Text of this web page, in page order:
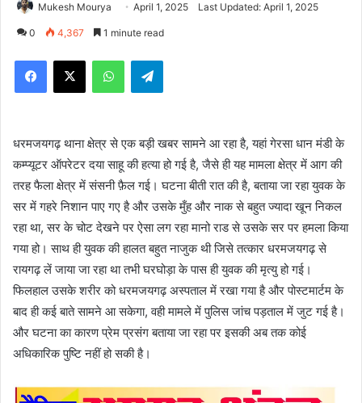
Mukesh Mourya April 1, 2025 Last Updated: April 1, 2025
0 4,367 1 minute read
Facebook
X WhatsAppTelegram
धरमजयगढ़ थाना क्षेत्र से एक बड़ी खबर सामने आ रहा है, यहां गेरसा धान मंडी के
कम्प्यूटर ऑपरेटर दया साहू की हत्या हो गई है, जैसे ही यह मामला क्षेत्र में आग की
तरह फैला क्षेत्र में संसनी फ़ैल गई। घटना बीती रात की है, बताया जा रहा युवक के
सर में गहरे निशान पाए गए है और उसके मुँह और नाक से बहुत ज्यादा खून निकल
रहा था, सर के चोट देखने पर ऐसा लग रहा मानो राड से उसके सर पर हमला किया
गया हो। साथ ही युवक की हालत बहुत नाजुक थी जिसे तत्कार धरमजयगढ़ से
रायगढ़ लें जाया जा रहा था तभी घरघोड़ा के पास ही युवक की मृत्यु हो गई।
फिलहाल उसके शरीर को धरमजयगढ़ अस्पताल में रखा गया है और पोस्टमार्टम के
बाद ही कई बाते सामने आ सकेगा, वही मामले में पुलिस जांच पड़ताल में जुट गई है।
और घटना का कारण प्रेम प्रसंग बताया जा रहा पर इसकी अब तक कोई
अधिकारिक पुष्टि नहीं हो सकी है।